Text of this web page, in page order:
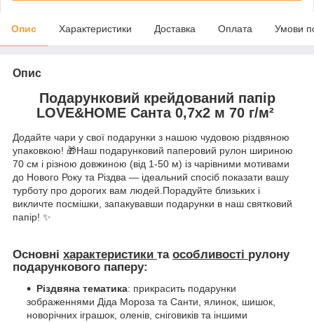
Опис Характеристики Доставка Оплата Умови
Опис
Подарунковий крейдований папір
LOVE&HOME Санта 0,7х2 м 70 г/м²
Додайте чари у свої подарунки з нашою чудовою різдвяною
упаковкою! 🎁Наш подарунковий паперовий рулон шириною
70 см і різною довжиною (від 1-50 м) із чарівними мотивами
до Нового Року та Різдва — ідеальний спосіб показати вашу
турботу про дорогих вам людей.Порадуйте близьких і
викличте посмішки, запакувавши подарунки в наш святковий
папір! ✨
Основні характеристики та особливості рулону
подарункового паперу:
Різдвяна тематика: прикрасить подарунки
зображеннями Діда Мороза та Санти, ялинок, шишок,
новорічних іграшок, оленів, сніговиків та іншими